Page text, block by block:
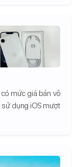
mức giá bán vô
dụng iOS mượt